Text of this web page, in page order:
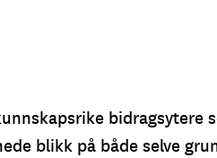
bidragsytere
blikk på både selve